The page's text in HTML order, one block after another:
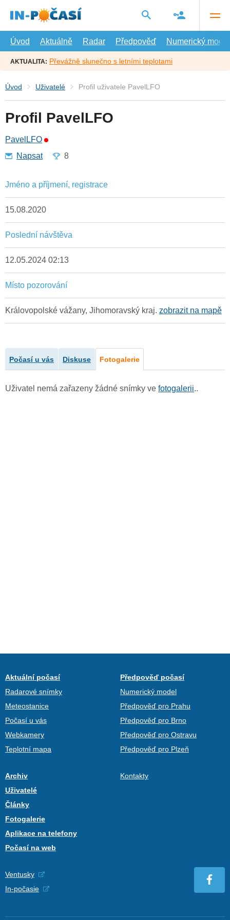
hlavní
Úvod
Aktuálně Radar Předpověď Numerický model
AKTUALITA: Převážně slunečno s letními teplotami
Úvod Uživatelé Profil uživatele PavelLFO
Profil PavelLFO
PavelLFO
Napsat
8
Jméno a příjmení, registrace
15.08.2020
Poslední návštěva
12.05.2024 02:13
Místo pozorování
Královopolské vážany, Jihomoravský kraj. zobrazit na mapě
Počasí u vás Diskuse Fotogalerie
Uživatel nemá zařazeny žádné snímky ve fotogalerii..
Aktuální počasí
Radarové snímky
Meteostanice
Počasí u vás
Webkamery
Teplotní mapa
Předpověď počasí
Numerický model
Předpověď pro Prahu
Předpověď pro Brno
Předpověď pro Ostravu
Předpověď pro Plzeň
Archiv
Uživatelé
Články
Fotogalerie
Aplikace na telefony
Počasí na web
Kontakty
Ventusky
In-počasie